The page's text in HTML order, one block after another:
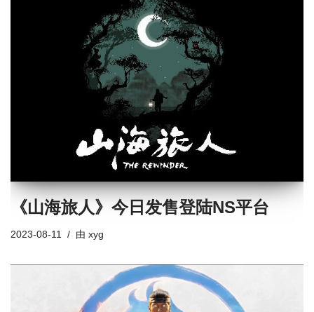
《山海旅人》今日发售登陆NS平台
2023-08-11 由 xyg